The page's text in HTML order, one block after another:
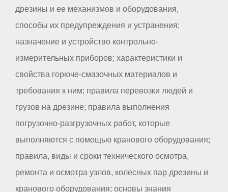
дрезины и ее механизмов и оборудования,
способы их предупреждения и устранения;
назначение и устройство контрольно-
измерительных приборов; характеристики и
свойства горюче-смазочных материалов и
требования к ним; правила перевозки людей и
грузов на дрезине; правила выполнения
погрузочно-разгрузочных работ, которые
выполняются с помощью кранового оборудования;
правила, виды и сроки технического осмотра,
ремонта и осмотра узлов, колесных пар дрезины и
кранового оборудования; основы знания